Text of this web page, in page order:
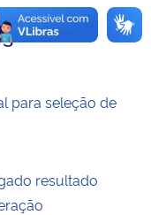
para seleção de
resultado